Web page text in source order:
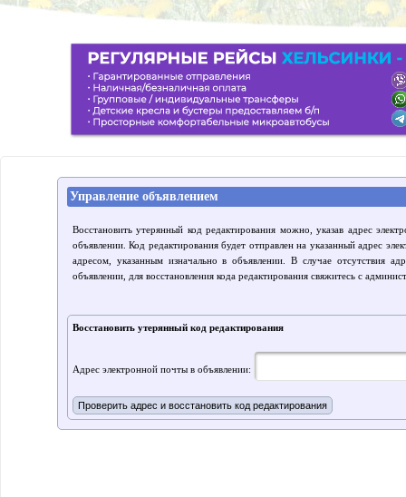
Управление объявлением
Восстановить утерянный код редактирования можно, указав адрес
объявлении. Код редактирования будет отправлен на указанный адрес
адресом, указанным изначально в объявлении. В случае отсутствия
объявлении, для восстановления кода редактирования свяжитесь с
Восстановить утерянный код редактирования
Адрес электронной почты в объявлении: